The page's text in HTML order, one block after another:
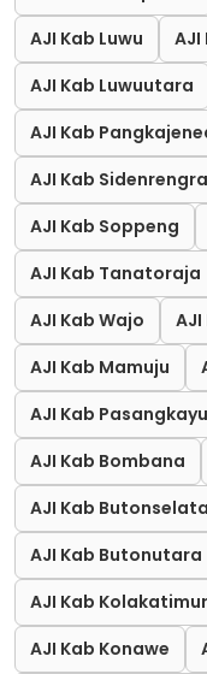
AJI Kab Luwu
AJI
AJI Kab Luwuutara
AJI Kab
AJI Kab
AJI Kab Soppeng
AJI Kab Tanatoraja
AJI Kab Wajo
AJI Kab Mamuju
AJI Kab Pasangkayu
AJI Kab Bombana
AJI Kab
AJI Kab Butonutara
AJI Kab Kolakatimur
AJI Kab Konawe